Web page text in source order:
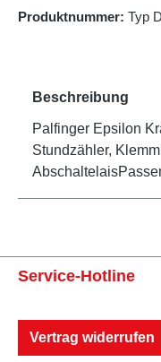
Produktnummer: Typ
Beschreibung
Palfinger Epsilon
Stundzähler,
Service-Hotline
Vertrag widerrufen